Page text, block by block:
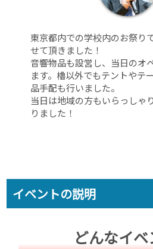
東京都内での学校内のお祭り
せて頂きました！
音響物品も設営し、当日のオ
ます。櫓以外でもテントやテ
品手配も行いました。
当日は地域の方もいらっしゃ
りました！
イベントの説明
どんなイベ